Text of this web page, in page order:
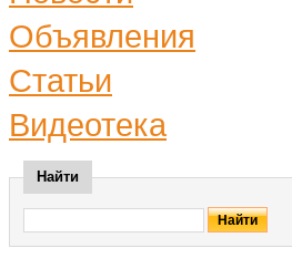
Объявления
Статьи
Видеотека
Найти